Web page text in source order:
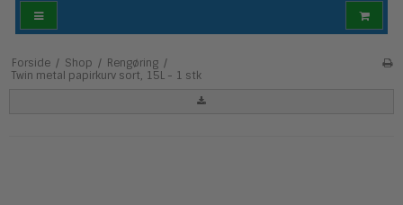
Forside / Shop / Rengøring /
Twin metal papirkurv sort, 15L - 1 stk